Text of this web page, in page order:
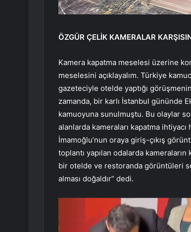
ÖZGÜR ÇELİK KAMERALAR
Kamera kapatma meselesi üzerine
meselesini açıklayalım. Türkiye
gazeteciyle otelde yaptığı
zamanda, bir karlı İstanbul gününde
kamuoyuna sunulmuştu. Bu olaylar
alanlarda kameraları kapatma ihtiyacı
İmamoğlu’nun oraya giriş-çıkış
toplantı yapılan odalarda
bir otelde ve restoranda görüntüleri
alması doğaldır” dedi.